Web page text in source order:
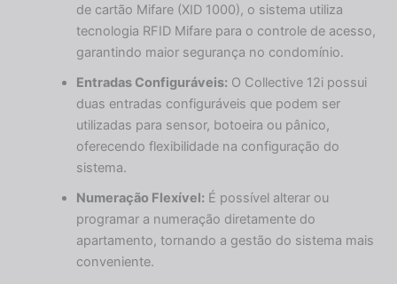
de cartão Mifare (XID 1000), o sistema utiliza
tecnologia RFID Mifare para o controle de acesso,
garantindo maior segurança no condomínio.
Entradas Configuráveis: O Collective 12i possui
duas entradas configuráveis que podem ser
utilizadas para sensor, botoeira ou pânico,
oferecendo flexibilidade na configuração do
sistema.
Numeração Flexível: É possível alterar ou
programar a numeração diretamente do
apartamento, tornando a gestão do sistema mais
conveniente.